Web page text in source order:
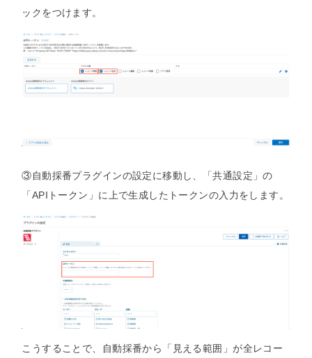
ックをつけます。
③自動採番プラグインの設定に移動し、「共通設定」の
「APIトークン」に上で生成したトークンの入力をします。
こうすることで、自動採番から「見える範囲」が全レコー